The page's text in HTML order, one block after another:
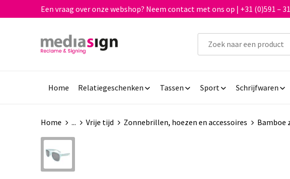
Een vraag over onze webshop? Neem contact met ons op | +31 (0)591 –
Home Relatiegeschenken Tassen Sport Schrijfwaren
Home ... Vrije tijd Zonnebrillen, hoezen en accessoires Bamboe